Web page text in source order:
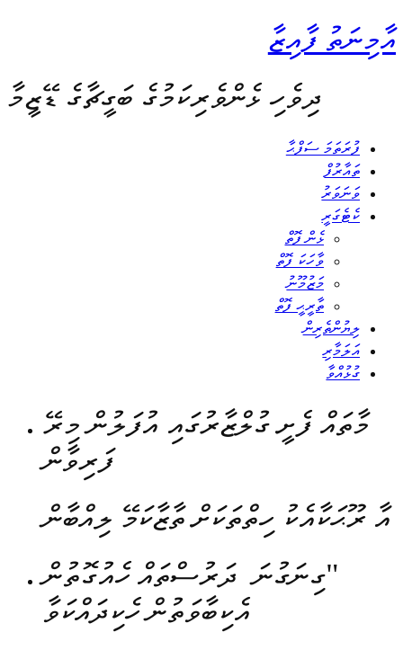
އާމިނަތު ފާއިޒާ
ދިވެހި ޅެންވެރިކަމުގެ ބަގީޗާގެ ޑޭޒީމާ
ފުރަތަމަ ސަފްޙާ
ތައާރުފް
ވަނަވަރު
ކެޓެގަރީ
ޅެން ފޮތް
ވާހަކަ ފޮތް
މަޒުމޫނު
ތާރީޙީ ފޮތް
ލިޔުންތެރިން
އަލަމާރި
ގުޅުއްވާ
މާތައް ފެށީ ގުލްޒާރުގައި އުފަލުން މިރޭ
ފަރިވާން
އާ ރޫޙަކާއެކު ހިތްތަކަށް ތާޒާކަމޭ ލިއްބާން
"ގިނަގުނަ ދަރުސްތައް ހެއުގޮތުން
އެކިބާވަތުން ހެކިދައްކަވާ